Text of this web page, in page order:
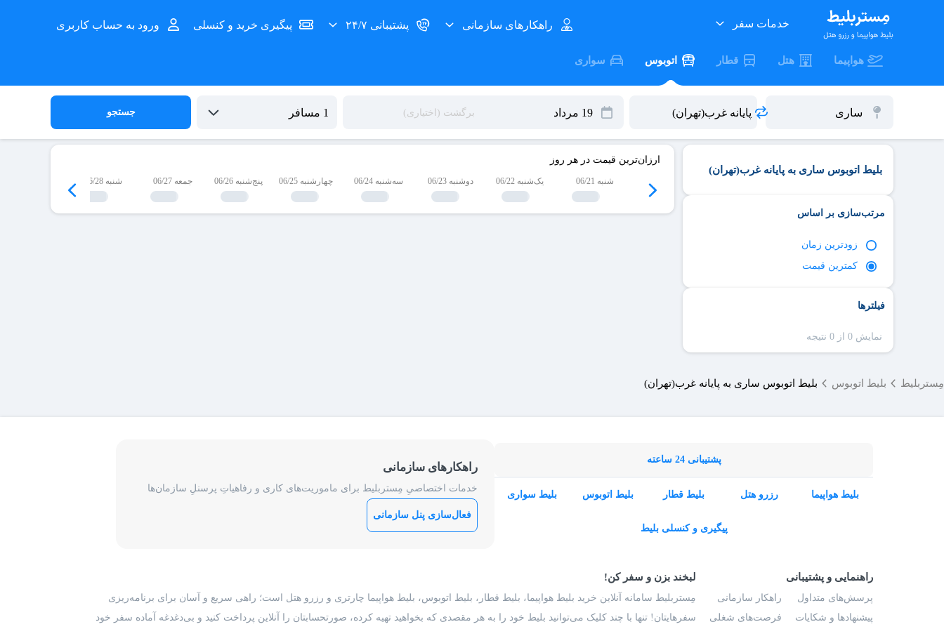
خدمات سفر راهکارهای سازمانی پشتیبانی ۲۴/۷ پیگیری خرید و کنسلی ورود به حساب کاربری
هواپیما هتل قطار اتوبوس سواری
جستجو
بلیط اتوبوس ساری به پایانه غرب(تهران)
مرتب‌سازی بر اساس
زود‌ترین زمان
کمترین قیمت
فیلترها
نمایش 0 از 0 نتیجه
ارزان‌ترین قیمت در هر روز
شنبه 06/21 یک‌شنبه 06/22 دوشنبه 06/23 سه‌شنبه 06/24 چهارشنبه 06/25 پنج‌شنبه 06/26 جمعه 06/27 شنبه 06/28
مِستربلیط بلیط اتوبوس بلیط اتوبوس ساری به پایانه غرب(تهران)
پشتیبانی 24 ساعته
بلیط هواپیما رزرو هتل بلیط قطار بلیط اتوبوس بلیط سواری
پیگیری و کنسلی بلیط
راهکارهای سازمانی
خدمات اختصاصیِ مِستربلیط برای ماموریت‌های کاری و رفاهیاتِ پرسنلِ سازمان‌ها
فعال‌سازی پنل سازمانی
راهنمایی و پشتیبانی
پرسش‌های متداول
پیشنهادها و شکایات
راهکار سازمانی
فرصت‌های شغلی
لبخند بزن و سفر کن!
مِستربلیط سامانه آنلاین خرید بلیط هواپیما، بلیط قطار، بلیط اتوبوس، بلیط هواپیما چارتری و رزرو هتل است؛ راهی سریع و آسان برای برنامه‌ریزی
سفرهایتان! تنها با چند کلیک می‌توانید بلیط خود را به هر مقصدی که بخواهید تهیه کرده، صورتحسابتان را آنلاین پرداخت کنید و بی‌دغدغه آماده سفر خود